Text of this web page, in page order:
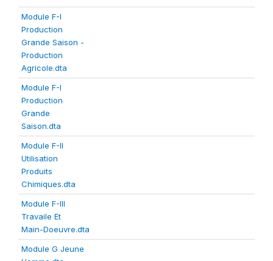
Module F-I
Production
Grande Saison -
Production
Agricole.dta
Module F-I
Production
Grande
Saison.dta
Module F-II
Utilisation
Produits
Chimiques.dta
Module F-III
Travaile Et
Main-Doeuvre.dta
Module G Jeune